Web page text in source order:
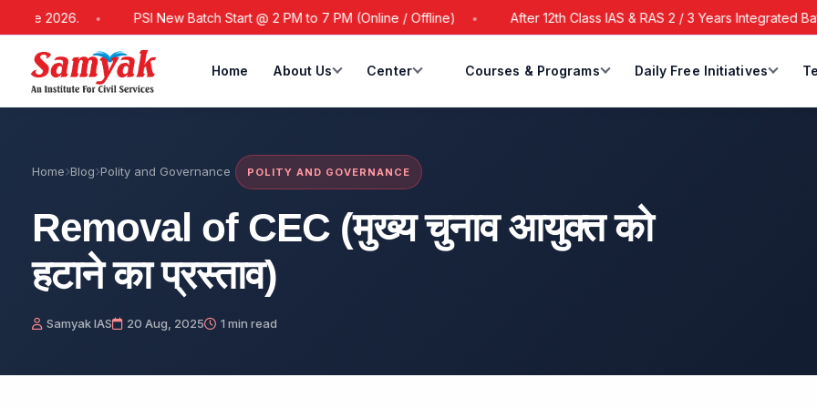
PSI New Batch Start @ 2 PM to 7 PM (Online / Offline) After 12th Class IAS & RAS 2 / 3 Years Integrated Batch Starts
Home About Us Center Courses & Programs Daily Free Initiatives
Home Blog Polity and Governance POLITY AND GOVERNANCE
Removal of CEC (मुख्य चुनाव आयुक्त को
हटाने का प्रस्ताव)
Samyak IAS 20 Aug, 2025 1 min read